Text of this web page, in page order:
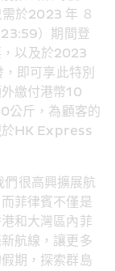
於2023 年 ８
）期間登
以及於2023
即可享此特別
繳付港幣10
公斤，為顧客的
於HK Express
很高興擴展航
菲律賓不僅是
和大灣區內菲
航線，讓更多
期，探索群島